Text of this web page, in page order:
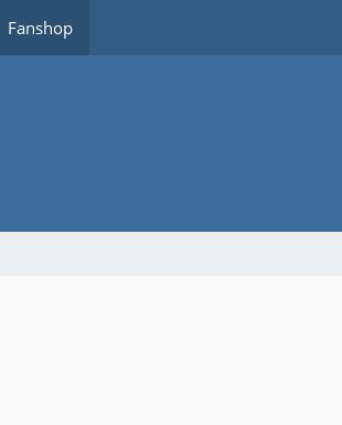
Fanshop